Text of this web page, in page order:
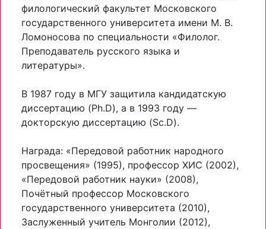
филологический факультет Московского
государственного университета имени М. В.
Ломоносова по специальности «Филолог.
Преподаватель русского языка и
литературы».
В 1987 году в МГУ защитила кандидатскую
диссертацию (Ph.D), а в 1993 году —
докторскую диссертацию (Sc.D).
Награда: «Передовой работник народного
просвещения» (1995), профессор ХИС (2002),
«Передовой работник науки» (2008),
Почётный профессор Московского
государственного университета (2010),
Заслуженный учитель Монголии (2012),